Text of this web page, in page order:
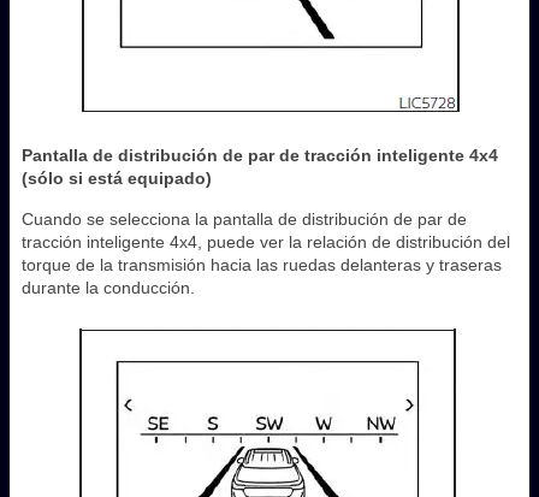
Pantalla de distribución de par de tracción inteligente 4x4
(sólo si está equipado)
Cuando se selecciona la pantalla de distribución de par de
tracción inteligente 4x4, puede ver la relación de distribución del
torque de la transmisión hacia las ruedas delanteras y traseras
durante la conducción.